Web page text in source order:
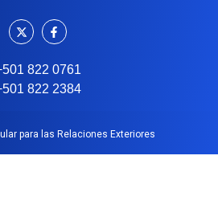
822 0761
822 2384
para las Relaciones Exteriores